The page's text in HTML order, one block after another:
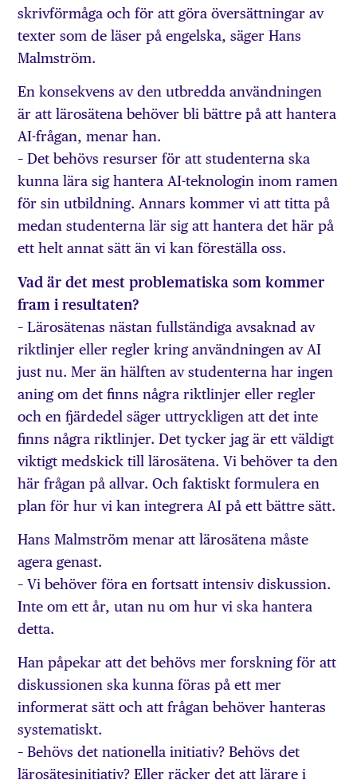
skrivförmåga och för att göra översättningar av
texter som de läser på engelska, säger Hans
Malmström.
En konsekvens av den utbredda användningen
är att lärosätena behöver bli bättre på att hantera
AI-frågan, menar han.
– Det behövs resurser för att studenterna ska
kunna lära sig hantera AI-teknologin inom ramen
för sin utbildning. Annars kommer vi att titta på
medan studenterna lär sig att hantera det här på
ett helt annat sätt än vi kan föreställa oss.
Vad är det mest problematiska som kommer
fram i resultaten?
– Lärosätenas nästan fullständiga avsaknad av
riktlinjer eller regler kring användningen av AI
just nu. Mer än hälften av studenterna har ingen
aning om det finns några riktlinjer eller regler
och en fjärdedel säger uttryckligen att det inte
finns några riktlinjer. Det tycker jag är ett väldigt
viktigt medskick till lärosätena. Vi behöver ta den
här frågan på allvar. Och faktiskt formulera en
plan för hur vi kan integrera AI på ett bättre sätt.
Hans Malmström menar att lärosätena måste
agera genast.
– Vi behöver föra en fortsatt intensiv diskussion.
Inte om ett år, utan nu om hur vi ska hantera
detta.
Han påpekar att det behövs mer forskning för att
diskussionen ska kunna föras på ett mer
informerat sätt och att frågan behöver hanteras
systematiskt.
– Behövs det nationella initiativ? Behövs det
lärosätesinitiativ? Eller räcker det att lärare i